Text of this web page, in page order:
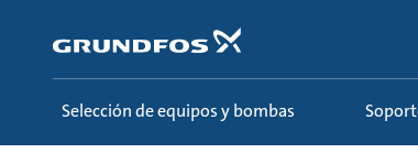
contenido
principal
Selección de equipos y bombas